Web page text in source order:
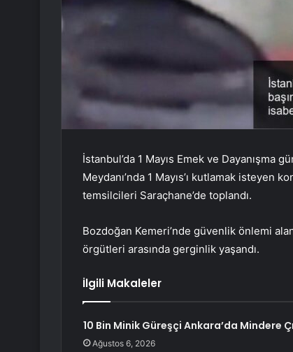
İstanbul’da 1 Mayıs Emek ve Dayanışma
Meydanı’nda 1 Mayıs’ı kutlamak
temsilcileri Saraçhane’de toplandı.
Bozdoğan Kemeri’nde güvenlik önlemi
örgütleri arasında gerginlik yaşandı.
İlgili Makaleler
10 Bin Minik Güreşçi Ankara’da Mindere
Ağustos 6, 2026